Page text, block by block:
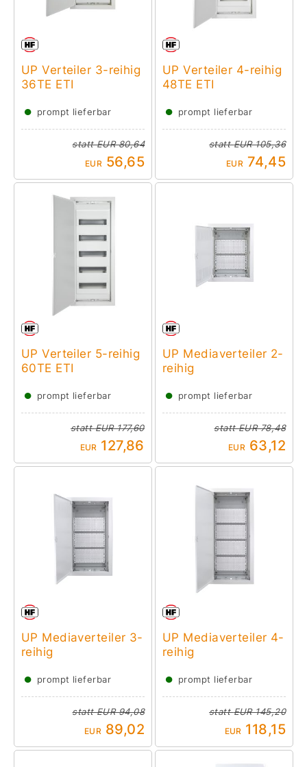
UP Verteiler 3-reihig
36TE ETI
● prompt lieferbar
stattEUR 80,64
EUR 56,65
UP Verteiler 4-reihig
48TE ETI
● prompt lieferbar
stattEUR 105,36
EUR 74,45
UP Verteiler 5-reihig
60TE ETI
● prompt lieferbar
stattEUR 177,60
EUR 127,86
UP Mediaverteiler 2-
reihig
● prompt lieferbar
stattEUR 78,48
EUR 63,12
UP Mediaverteiler 3-
reihig
● prompt lieferbar
stattEUR 94,08
EUR 89,02
UP Mediaverteiler 4-
reihig
● prompt lieferbar
stattEUR 145,20
EUR 118,15